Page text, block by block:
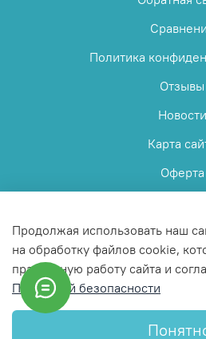
Политика
Отзывы
Новости
Карта
Оферта
© 2025 Любое использование
разрешения запрещено
Продолжая использовать наш
на обработку файлов cookie,
правильную работу сайта и
Политикой безопасности